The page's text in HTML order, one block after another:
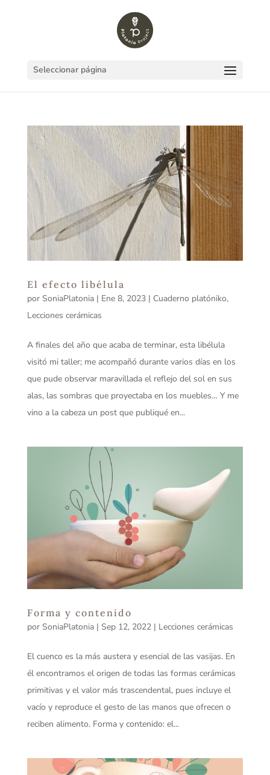
Seleccionar página
El efecto libélula
por SoniaPlatonia| Ene 8, 2023| Cuaderno platóniko,
Lecciones cerámicas
A finales del año que acaba de terminar, esta libélula
visitó mi taller; me acompañó durante varios días en los
que pude observar maravillada el reflejo del sol en sus
alas, las sombras que proyectaba en los muebles… Y me
vino a la cabeza un post que publiqué en...
Forma y contenido
por SoniaPlatonia| Sep 12, 2022| Lecciones cerámicas
El cuenco es la más austera y esencial de las vasijas. En
él encontramos el origen de todas las formas cerámicas
primitivas y el valor más trascendental, pues incluye el
vacío y reproduce el gesto de las manos que ofrecen o
reciben alimento. Forma y contenido: el...